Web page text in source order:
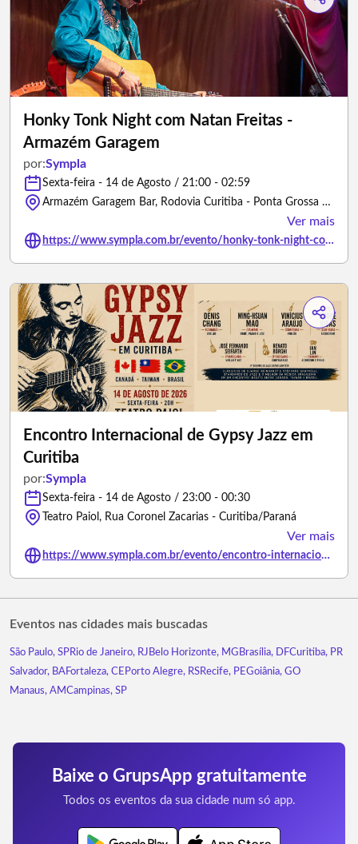
Honky Tonk Night com Natan Freitas -
Armazém Garagem
por:Sympla
Sexta-feira - 14 de Agosto / 21:00 - 02:59
Armazém Garagem Bar, Rodovia Curitiba - Ponta Grossa Br-277 - Curitiba/Paraná
Ver mais
https://www.sympla.com.br/evento/honky-tonk-night-com-natan-freitas-armazem-garagem/3496791
Encontro Internacional de Gypsy Jazz em
Curitiba
por:Sympla
Sexta-feira - 14 de Agosto / 23:00 - 00:30
Teatro Paiol, Rua Coronel Zacarias - Curitiba/Paraná
Ver mais
https://www.sympla.com.br/evento/encontro-internacional-de-gypsy-jazz-em-curitiba/3497217
Eventos nas cidades mais buscadas
São Paulo, SPRio de Janeiro, RJ Belo Horizonte, MG Brasília, DFCuritiba, PR
Salvador, BAFortaleza, CE Porto Alegre, RSRecife, PEGoiânia, GO
Manaus, AMCampinas, SP
Baixe o GrupsApp gratuitamente
Todos os eventos da sua cidade num só app.